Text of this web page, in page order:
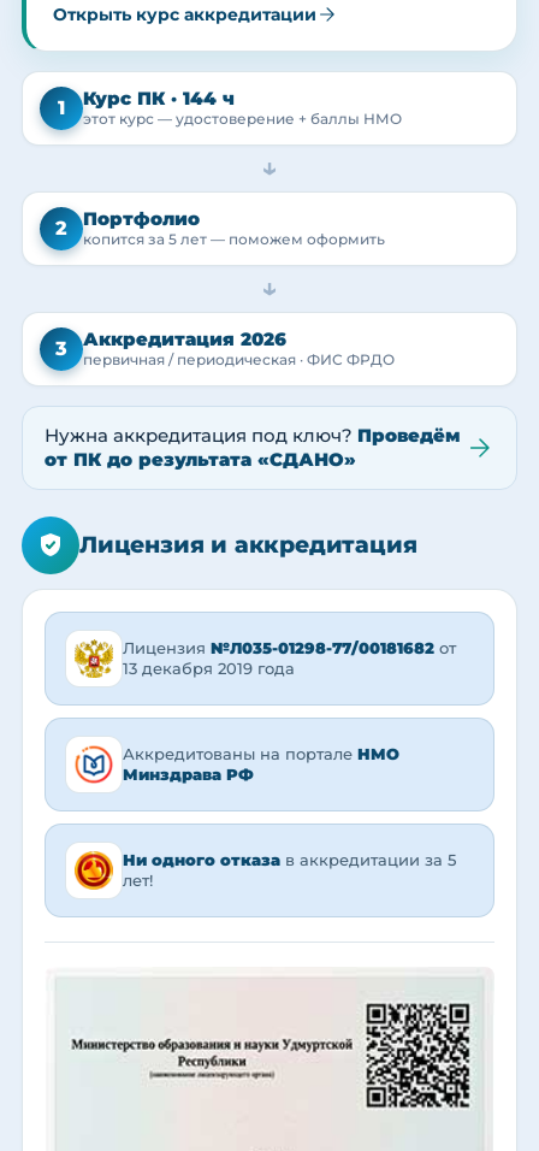
Открыть курс аккредитации
1 Курс ПК · 144 ч
этот курс — удостоверение + баллы НМО
→
2 Портфолио
копится за 5 лет — поможем оформить
→
3 Аккредитация 2026
первичная / периодическая · ФИС ФРДО
Нужна аккредитация под ключ? Проведём
от ПК до результата «СДАНО»
Лицензия и аккредитация
Лицензия №Л035-01298-77/00181682 от
13 декабря 2019 года
Аккредитованы на портале НМО
Минздрава РФ
Ни одного отказа в аккредитации за 5
лет!